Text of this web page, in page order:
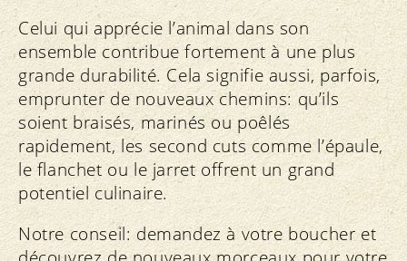
Celui qui apprécie l’animal dans son
ensemble contribue fortement à une plus
grande durabilité. Cela signifie aussi, parfois,
emprunter de nouveaux chemins: qu’ils
soient braisés, marinés ou poêlés
rapidement, les second cuts comme l’épaule,
le flanchet ou le jarret offrent un grand
potentiel culinaire.
Notre conseil: demandez à votre boucher et